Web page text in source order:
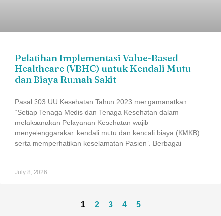
Pelatihan Implementasi Value-Based
Healthcare (VBHC) untuk Kendali Mutu
dan Biaya Rumah Sakit
Pasal 303 UU Kesehatan Tahun 2023 mengamanatkan
“Setiap Tenaga Medis dan Tenaga Kesehatan dalam
melaksanakan Pelayanan Kesehatan wajib
menyelenggarakan kendali mutu dan kendali biaya (KMKB)
serta memperhatikan keselamatan Pasien”. Berbagai
July 8, 2026
1 2 3 4 5